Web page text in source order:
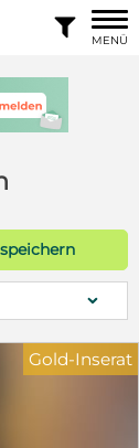

MENÜ
Gold-Inserat